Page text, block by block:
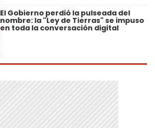
El Gobierno perdió la pulseada del
nombre: la "Ley de Tierras" se impuso
en toda la conversación digital